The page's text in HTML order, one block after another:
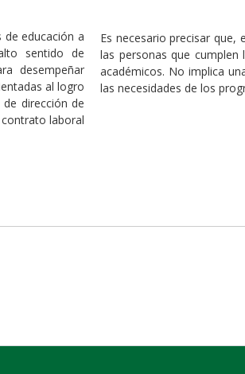
educación a
sentido de
desempeñar
al logro
dirección de
laboral
Es necesario precisar
las personas que
académicos. No implica
las necesidades de los